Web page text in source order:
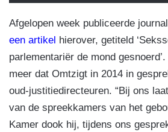
Afgelopen week publiceerde
een artikel hierover, getiteld
parlementariër de mond
meer dat Omtzigt in 2014 in
oud-justitiedirecteuren. “Bij ons
van de spreekkamers van het
Kamer dook hij, tijdens ons